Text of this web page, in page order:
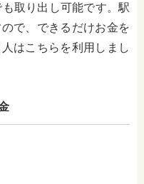
取り出し可能です。駅
で、できるだけお金を
はこちらを利用しまし